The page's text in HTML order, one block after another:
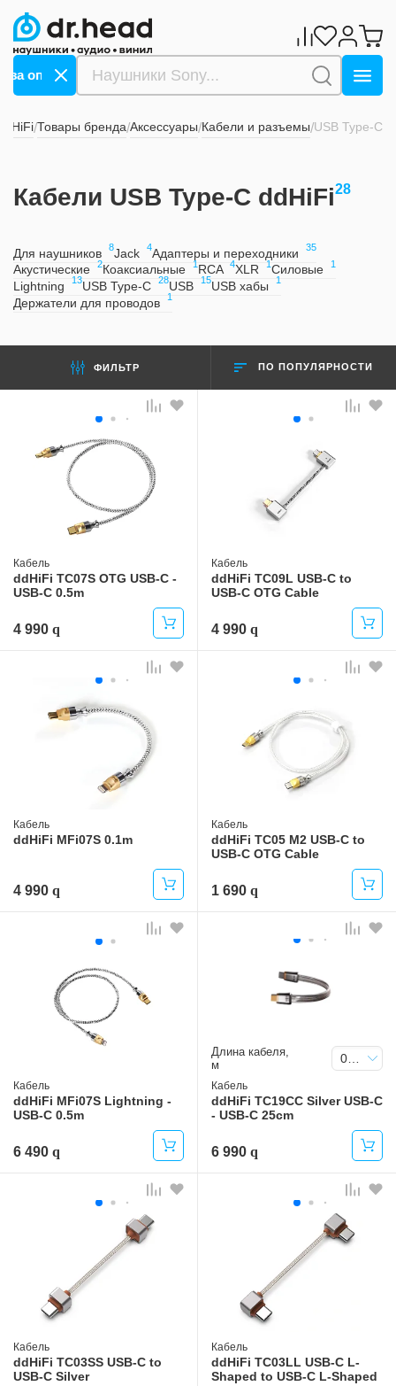
оплату СБП ->>> Дарим 1000 бонусов за оплату
/Товары бренда/Аксессуары/Кабели и разъемы/USB Type-C
Кабели USB Type-C ddHiFi28
Для наушников 8Jack 4Адаптеры и переходники 35
Акустические 2Коаксиальные 1 RCA 4XLR 1Силовые 1
Lightning 13USB Type-C 28USB 15USB хабы 1
Держатели для проводов 1
ФИЛЬТР ПО ПОПУЛЯРНОСТИ
Кабель
ddHiFi TC07S OTG USB-C -
USB-C 0.5m
4 990
Кабель
ddHiFi TC09L USB-C to
USB-C OTG Cable
4 990
Кабель
ddHiFi MFi07S 0.1m
4 990
Кабель
ddHiFi TC05 M2 USB-C to
USB-C OTG Cable
1 690
Кабель
ddHiFi MFi07S Lightning -
USB-C 0.5m
6 490
Длина кабеля,
м
Кабель
ddHiFi TC19CC Silver USB-C
- USB-C 25cm
6 990
Кабель
ddHiFi TC03SS USB-C to
USB-C Silver
Кабель
ddHiFi TC03LL USB-C L-
Shaped to USB-C L-Shaped